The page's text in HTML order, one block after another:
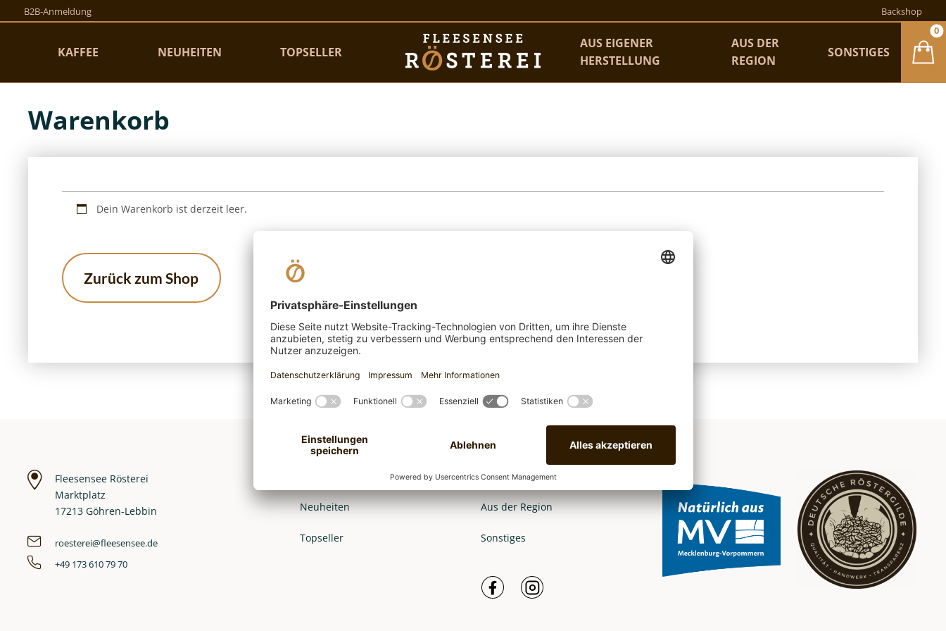
B2B-Anmeldung Backshop
KAFFEE NEUHEITEN TOPSELLER
AUS EIGENER
HERSTELLUNG
AUS DER
REGION
SONSTIGES
0
Warenkorb
Dein Warenkorb ist derzeit leer.
Zurück zum Shop
Fleesensee Rösterei
Marktplatz
17213 Göhren-Lebbin
roesterei@fleesensee.de
+49 173 610 79 70
Neuheiten
Topseller
Aus eigener Herstellung
Aus der Region
Sonstiges